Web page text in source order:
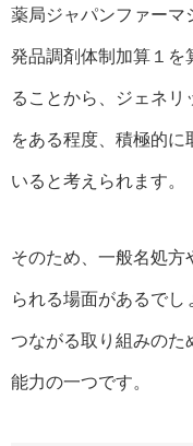
薬局ジャパンファーマ
発品調剤体制加算１を
ることから、ジェネリ
をある程度、積極的に
いると考えられます。
そのため、一般名処方
られる場面があるでし
つながる取り組みのた
能力の一つです。